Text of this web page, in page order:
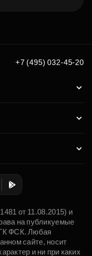
+7 (495) 032-45-20
от 11.08.2015) и
на публикуемые
ФСК. Любая
сайте, носит
и ни при каких